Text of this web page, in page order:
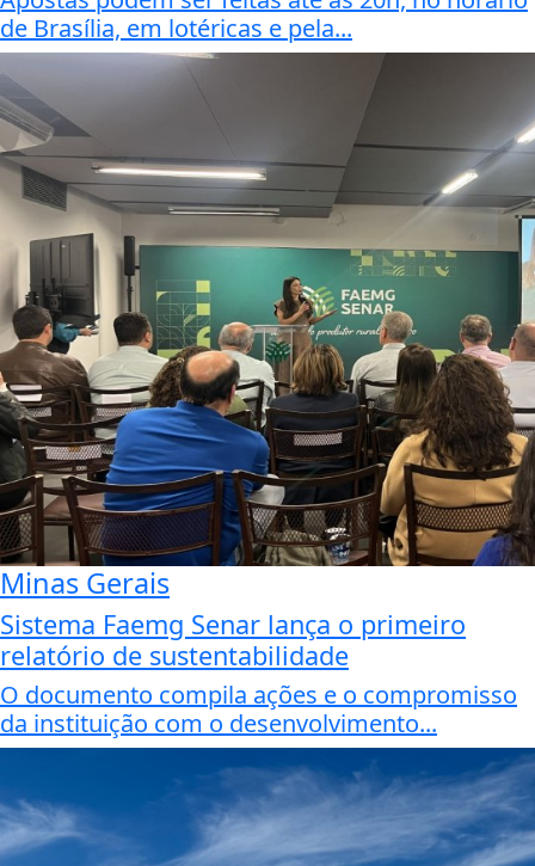
de Brasília, em lotéricas e pela...
Minas Gerais
Sistema Faemg Senar lança o primeiro
relatório de sustentabilidade
O documento compila ações e o compromisso
da instituição com o desenvolvimento...